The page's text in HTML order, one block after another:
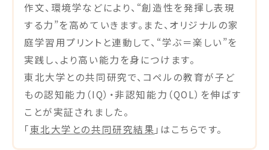
作文、環境学などにより、“創造性を発揮し表現
する力”を高めていきます。また、オリジナルの家
庭学習用プリントと連動して、“学ぶ＝楽しい”を
実践し、より高い能力を身につけます。
東北大学との共同研究で、コペルの教育が子ど
もの認知能力（IQ）・非認知能力（QOL）を伸ばす
ことが実証されました。
「東北大学との共同研究結果 」はこちらです。